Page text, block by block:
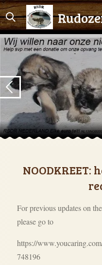
Ga
direct
naar
de
hoofdinhoud
NOODKREET:
For previous updates on
please go to
https://
748196